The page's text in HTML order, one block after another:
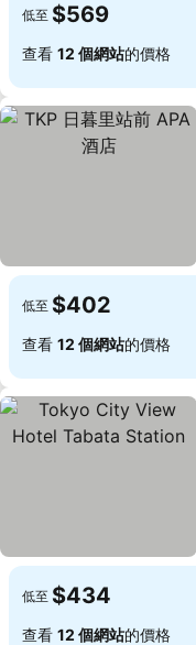
低至 $569
查看 12 個網站的價格
低至 $402
查看 12 個網站的價格
低至 $434
查看 12 個網站的價格